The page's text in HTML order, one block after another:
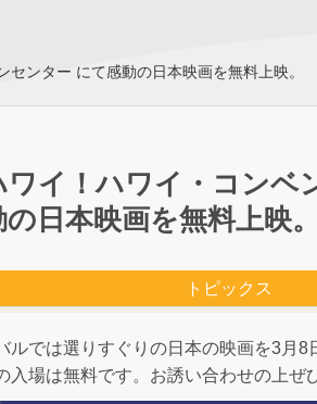
ンター にて感動の日本映画を無料上映。
ワイ！ハワイ・コンベ
日本映画を無料上映
トピックス
ルでは選りすぐりの日本の映画を3月
入場は無料です。お誘い合わせの上ぜ